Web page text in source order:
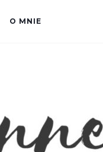
O MNIE